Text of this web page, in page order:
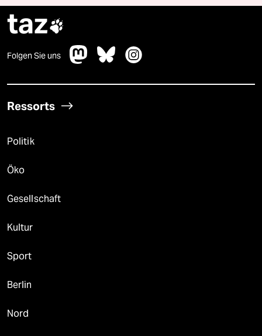
taz
Folgen Sie uns
Ressorts
Politik
Öko
Gesellschaft
Kultur
Sport
Berlin
Nord